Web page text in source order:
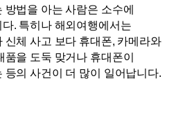
방법을 아는 사람은 소수에
. 특히나 해외여행에서는
신체 사고 보다 휴대폰, 카메라와
품을 도둑 맞거나 휴대폰이
등의 사건이 더 많이 일어납니다.